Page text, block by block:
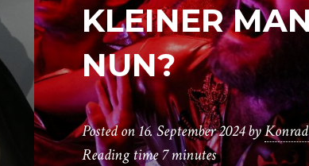
KLEINER
NUN?
Posted on16. September 2024by
Reading time7 minutes